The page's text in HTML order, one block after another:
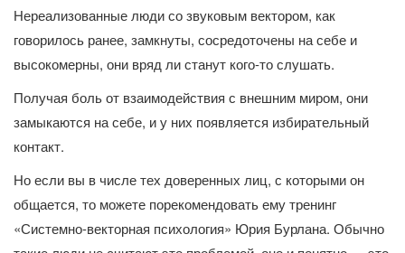
Нереализованные люди со звуковым вектором, как
говорилось ранее, замкнуты, сосредоточены на себе и
высокомерны, они вряд ли станут кого-то слушать.
Получая боль от взаимодействия с внешним миром, они
замыкаются на себе, и у них появляется избирательный
контакт.
Но если вы в числе тех доверенных лиц, с которыми он
общается, то можете порекомендовать ему тренинг
«Системно-векторная психология» Юрия Бурлана. Обычно